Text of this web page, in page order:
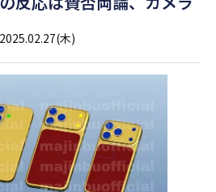
2025.02.27(木)